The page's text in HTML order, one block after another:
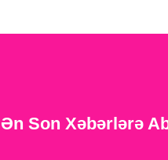
Ən Son Xəbərlərə